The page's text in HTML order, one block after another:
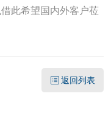
此希望国内外客户莅
返回列表